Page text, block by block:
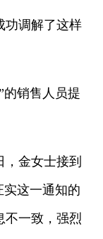
调解了这样
销售人员提
金女士接到
实这一通知的
不一致，强烈